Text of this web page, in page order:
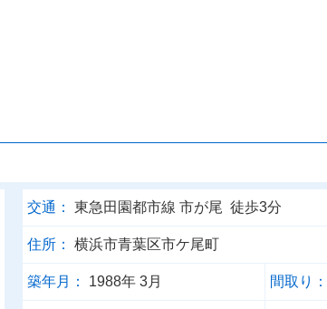
交通： 東急田園都市線 市が尾 徒歩3分
住所： 横浜市青葉区市ケ尾町
築年月： 1988年 3月 間取り：